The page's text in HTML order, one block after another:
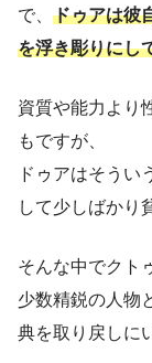
で、 ドゥアは彼
を浮き彫りにし
資質や能力より
もですが、
ドゥアはそうい
して少しばかり
そんな中でクト
少数精鋭の人物
典を取り戻しに